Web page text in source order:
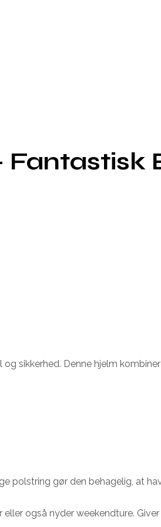
Fantastisk
sikkerhed. Denne hjelm
gør den behagelig, at
også nyder weekendture.